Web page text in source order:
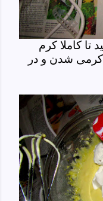
کاملا کرم
شدن و در